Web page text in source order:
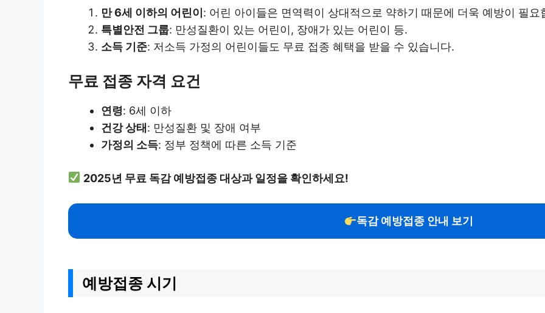
만 6세 이하의 어린이: 어린 아이들은 면역력이 상대적으로 약하기 때문에 더욱 예방이 필요
특별안전 그룹: 만성질환이 있는 어린이, 장애가 있는 어린이 등.
소득 기준: 저소득 가정의 어린이들도 무료 접종 혜택을 받을 수 있습니다.
무료 접종 자격 요건
연령: 6세 이하
건강 상태: 만성질환 및 장애 여부
가정의 소득: 정부 정책에 따른 소득 기준
2025년 무료 독감 예방접종 대상과 일정을 확인하세요!
독감 예방접종 안내 보기
예방접종 시기